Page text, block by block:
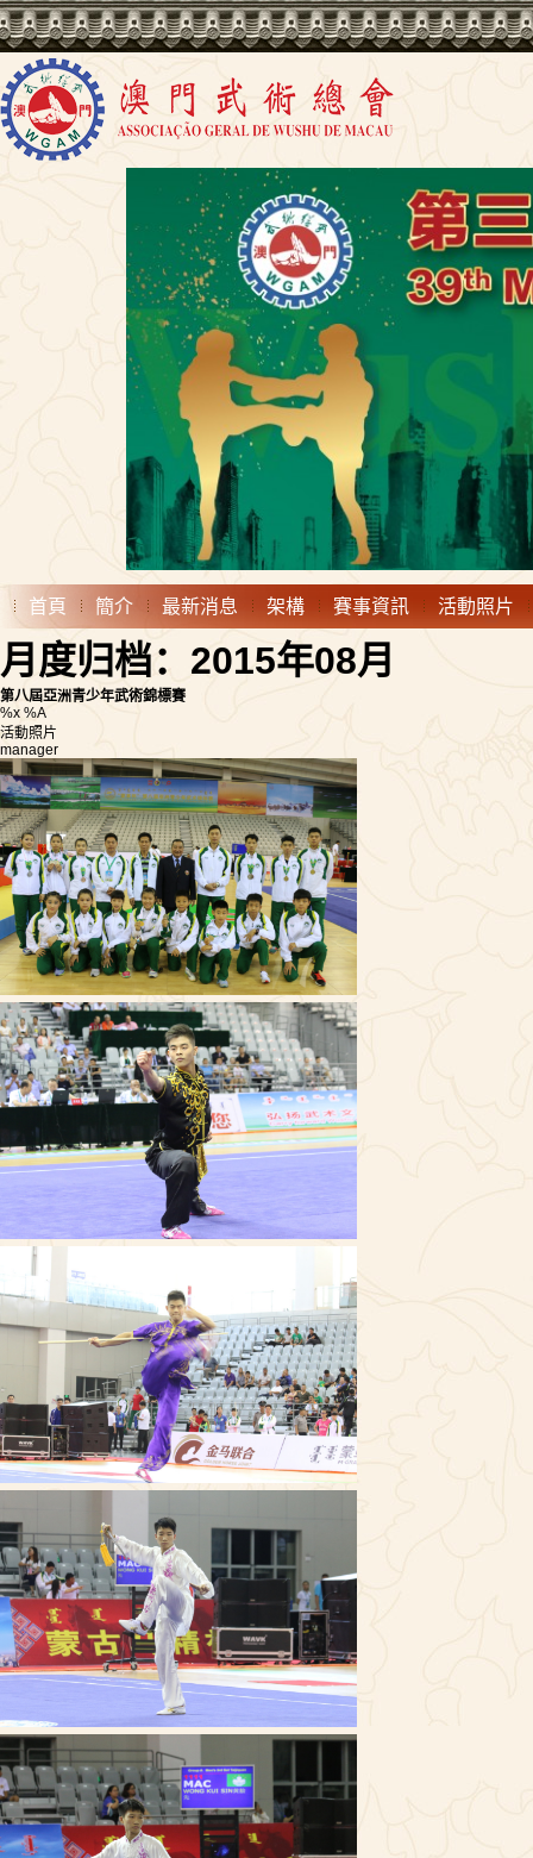
首頁 簡介 最新消息 架構 賽事資訊 活動照片
月度归档：2015年08月
第八屆亞洲青少年武術錦標賽
%x %A
活動照片
manager